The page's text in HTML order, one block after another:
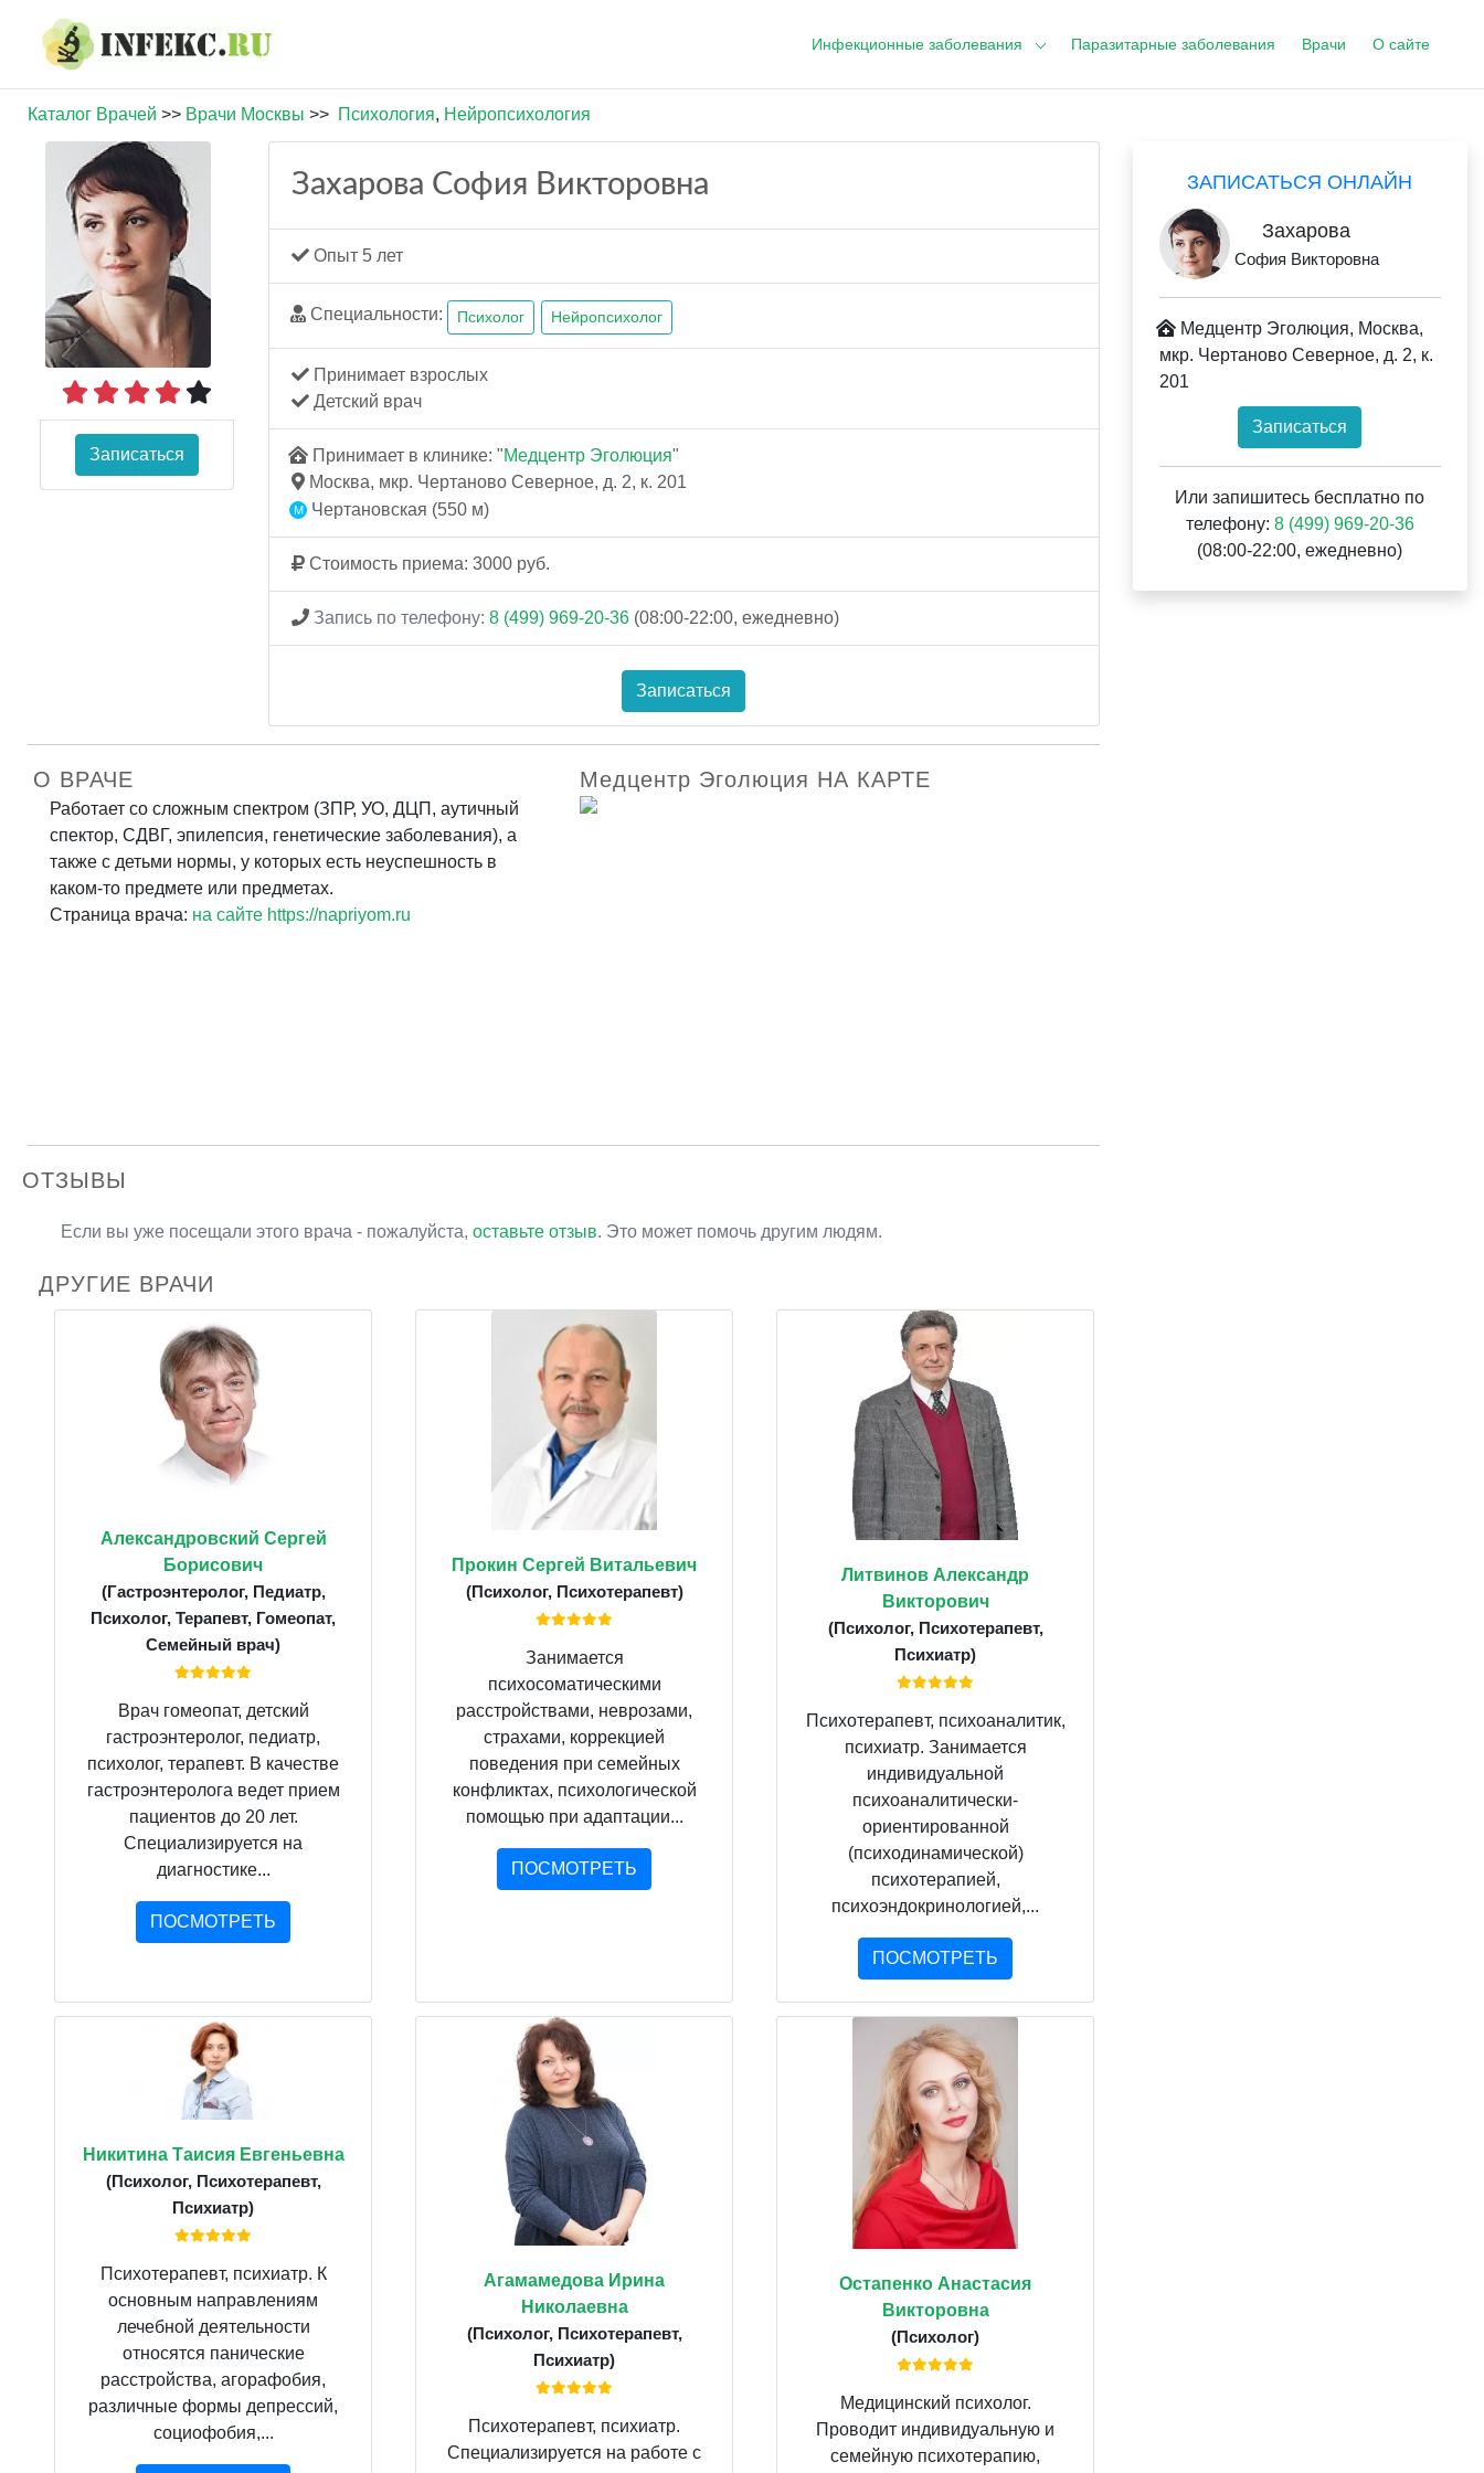
Инфекционные заболевания Паразитарные заболевания Врачи О сайте
Каталог Врачей >> Врачи Москвы >> Психология, Нейропсихология
Записаться
Захарова София Викторовна
Опыт 5 лет
Специальности: Психолог Нейропсихолог
Принимает взрослых
Детский врач
Принимает в клинике: "Медцентр Эголюция"
Москва, мкр. Чертаново Северное, д. 2, к. 201
Чертановская (550 м)
Стоимость приема: 3000 руб.
Запись по телефону: 8 (499) 969-20-36 (08:00-22:00, ежедневно)
Записаться
О ВРАЧЕ
Работает со сложным спектром (ЗПР, УО, ДЦП, аутичный
спектор, СДВГ, эпилепсия, генетические заболевания), а
также с детьми нормы, у которых есть неуспешность в
каком-то предмете или предметах.
Страница врача: на сайте https://napriyom.ru
Медцентр Эголюция НА КАРТЕ
ОТЗЫВЫ
Если вы уже посещали этого врача - пожалуйста, оставьте отзыв. Это может помочь другим людям.
ДРУГИЕ ВРАЧИ
Александровский Сергей
Борисович
(Гастроэнтеролог, Педиатр,
Психолог, Терапевт, Гомеопат,
Семейный врач)
Врач гомеопат, детский
гастроэнтеролог, педиатр,
психолог, терапевт. В качестве
гастроэнтеролога ведет прием
пациентов до 20 лет.
Специализируется на
диагностике...
ПОСМОТРЕТЬ
Прокин Сергей Витальевич
(Психолог, Психотерапевт)
Занимается
психосоматическими
расстройствами, неврозами,
страхами, коррекцией
поведения при семейных
конфликтах, психологической
помощью при адаптации...
ПОСМОТРЕТЬ
Литвинов Александр
Викторович
(Психолог, Психотерапевт,
Психиатр)
Психотерапевт, психоаналитик,
психиатр. Занимается
индивидуальной
психоаналитически-
ориентированной
(психодинамической)
психотерапией,
психоэндокринологией,...
ПОСМОТРЕТЬ
Никитина Таисия Евгеньевна
(Психолог, Психотерапевт,
Психиатр)
Психотерапевт, психиатр. К
основным направлениям
лечебной деятельности
относятся панические
расстройства, агорафобия,
различные формы депрессий,
социофобия,...
Агамамедова Ирина
Николаевна
(Психолог, Психотерапевт,
Психиатр)
Психотерапевт, психиатр.
Специализируется на работе с
Остапенко Анастасия
Викторовна
(Психолог)
Медицинский психолог.
Проводит индивидуальную и
семейную психотерапию,
ЗАПИСАТЬСЯ ОНЛАЙН
Захарова
София Викторовна
Медцентр Эголюция, Москва,
мкр. Чертаново Северное, д. 2, к.
201
Записаться
Или запишитесь бесплатно по
телефону: 8 (499) 969-20-36
(08:00-22:00, ежедневно)